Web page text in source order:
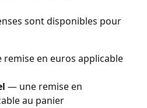
sont disponibles pour
en euros applicable
— une remise en
au panier